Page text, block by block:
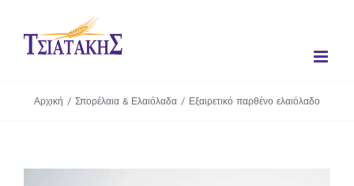
περιεχόμενο
Αρχική / Σπορέλαια & Ελαιόλαδα / Εξαιρετικό παρθένο ελαιόλαδο